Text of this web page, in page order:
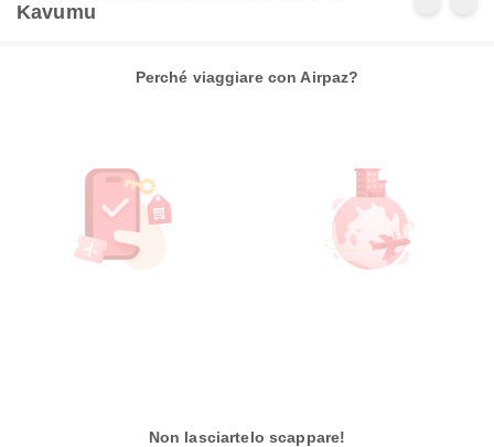
Kavumu
Perché viaggiare con Airpaz?
Non lasciartelo scappare!